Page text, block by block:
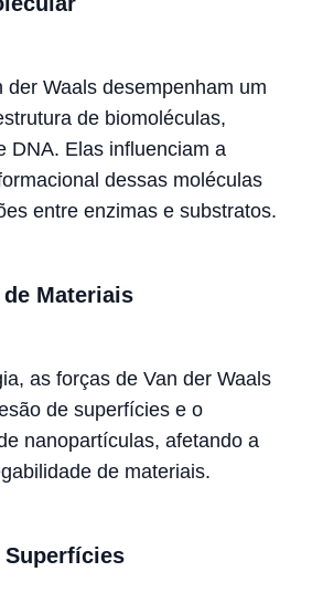
der Waals desempenham um
de biomoléculas,
DNA. Elas influenciam a
dessas moléculas
entre enzimas e substratos.
Materiais
as forças de Van der Waals
de superfícies e o
nanopartículas, afetando a
de materiais.
Superfícies